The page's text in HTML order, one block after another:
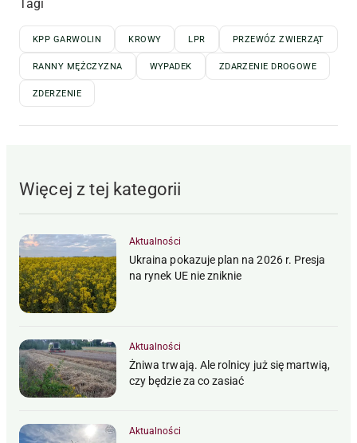
Tagi
KPP GARWOLIN KROWY LPR PRZEWÓZ ZWIERZĄT
RANNY MĘŻCZYZNA WYPADEK ZDARZENIE DROGOWE
ZDERZENIE
Więcej z tej kategorii
Aktualności
Ukraina pokazuje plan na 2026 r. Presja
na rynek UE nie zniknie
Aktualności
Żniwa trwają. Ale rolnicy już się martwią,
czy będzie za co zasiać
Aktualności